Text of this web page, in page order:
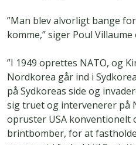
”Man blev alvorligt bange
komme,” siger Poul
”I 1949 oprettes NATO, og
Nordkorea går ind i
på Sydkoreas side og
sig truet og intervenerer på
opruster USA konventionelt
brintbomber, for at